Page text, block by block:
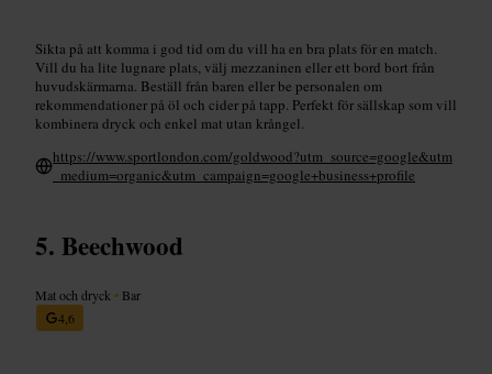
Sikta på att komma i god tid om du vill ha en bra plats för en match.
Vill du ha lite lugnare plats, välj mezzaninen eller ett bord bort från
huvudskärmarna. Beställ från baren eller be personalen om
rekommendationer på öl och cider på tapp. Perfekt för sällskap som vill
kombinera dryck och enkel mat utan krångel.
https://www.sportlondon.com/goldwood?utm_source=google&utm
_medium=organic&utm_campaign=google+business+profile
Beechwood
Mat och dryck • Bar
4,6